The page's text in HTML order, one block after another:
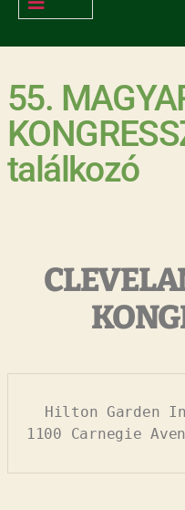
55.
találkozó
Hilton Garden
1100 Carnegie